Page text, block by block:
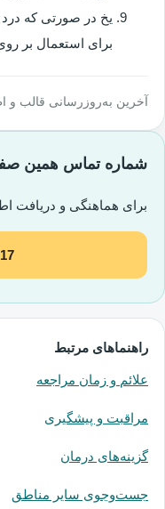
یخ در صورتی که درد
برای استعمال بر
آخرین به‌روزرسانی قالب و
شماره تماس همین
برای هماهنگی و دریافت
راهنماهای مرتبط
علائم و زمان مراجعه
مراقبت و پیشگیری
گزینه‌های درمان
جست‌وجوی سایر مناطق